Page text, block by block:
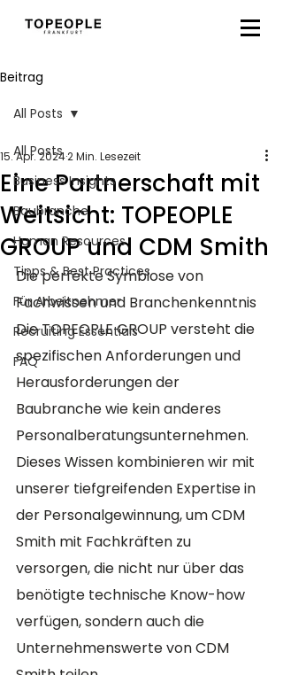
Beitrag
All Posts
Business Insights
Baubranche
Human Resources
Tipps & Best Practices
Für Arbeitnehmer
Recruiting Essentials
FAQ
All Posts
Eine Partnerschaft mit
Weitsicht: TOPEOPLE
GROUP und CDM Smith
15. Apr. 20242 Min. Lesezeit
Die perfekte Symbiose von
Fachwissen und Branchenkenntnis
Die TOPEOPLE GROUP versteht die
spezifischen Anforderungen und
Herausforderungen der
Baubranche wie kein anderes
Personalberatungsunternehmen.
Dieses Wissen kombinieren wir mit
unserer tiefgreifenden Expertise in
der Personalgewinnung, um CDM
Smith mit Fachkräften zu
versorgen, die nicht nur über das
benötigte technische Know-how
verfügen, sondern auch die
Unternehmenswerte von CDM